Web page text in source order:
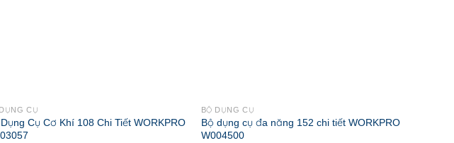
CỤ
Cụ Cơ Khí 108 Chi Tiết WORKPRO
BỘ DỤNG CỤ
Bộ dụng cụ đa năng 152 chi tiết WORKPRO
W004500